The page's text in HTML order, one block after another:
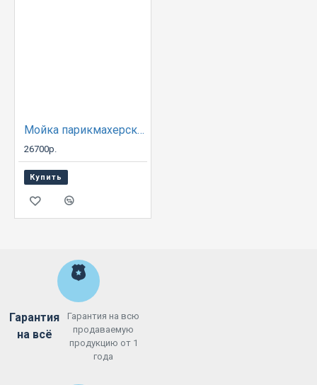
Мойка парикмахерская ЕЛЕНА с креслом Контакт
26700р.
Купить
Гарантия
на всё
Гарантия на всю
продаваемую
продукцию от 1
года